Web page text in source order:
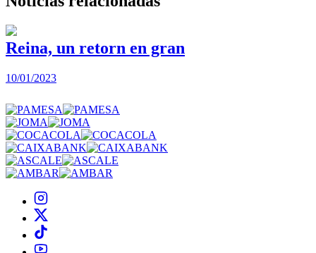
Reina, un retorn en gran
10/01/2023